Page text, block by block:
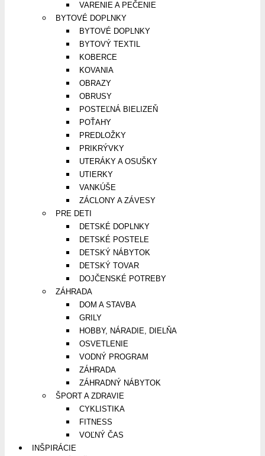
VARENIE A PEČENIE
BYTOVÉ DOPLNKY
BYTOVÉ DOPLNKY
BYTOVÝ TEXTIL
KOBERCE
KOVANIA
OBRAZY
OBRUSY
POSTEĽNÁ BIELIZEŇ
POŤAHY
PREDLOŽKY
PRIKRÝVKY
UTERÁKY A OSUŠKY
UTIERKY
VANKÚŠE
ZÁCLONY A ZÁVESY
PRE DETI
DETSKÉ DOPLNKY
DETSKÉ POSTELE
DETSKÝ NÁBYTOK
DETSKÝ TOVAR
DOJČENSKÉ POTREBY
ZÁHRADA
DOM A STAVBA
GRILY
HOBBY, NÁRADIE, DIELŇA
OSVETLENIE
VODNÝ PROGRAM
ZÁHRADA
ZÁHRADNÝ NÁBYTOK
ŠPORT A ZDRAVIE
CYKLISTIKA
FITNESS
VOĽNÝ ČAS
INŠPIRÁCIE